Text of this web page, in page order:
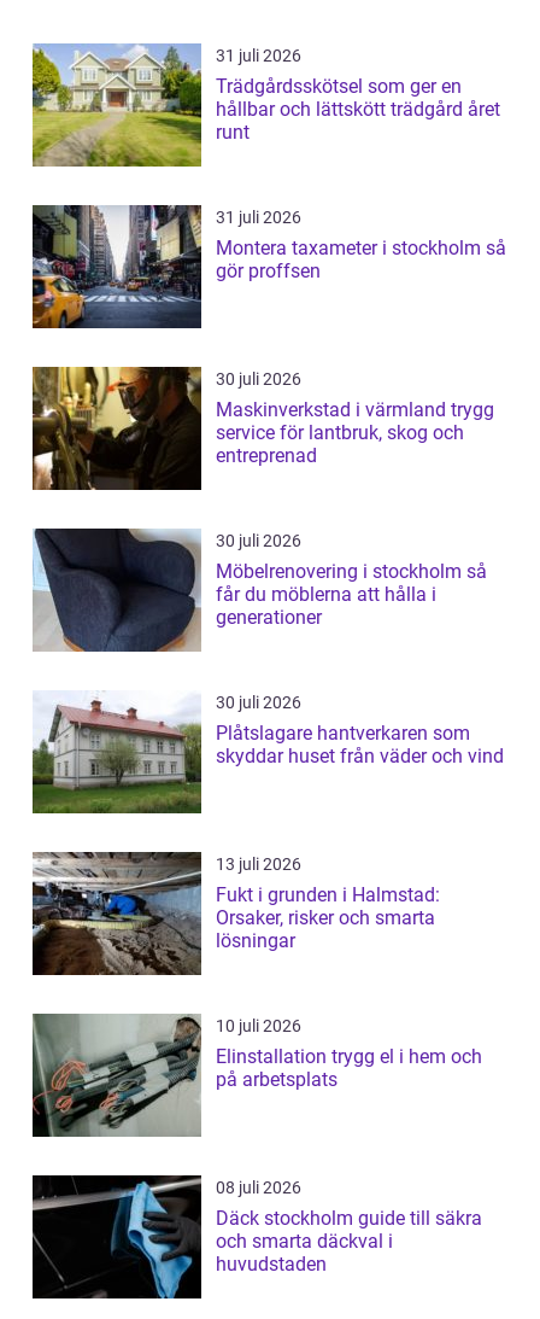
31 juli 2026
Trädgårdsskötsel som ger en
hållbar och lättskött trädgård året
runt
31 juli 2026
Montera taxameter i stockholm så
gör proffsen
30 juli 2026
Maskinverkstad i värmland trygg
service för lantbruk, skog och
entreprenad
30 juli 2026
Möbelrenovering i stockholm så
får du möblerna att hålla i
generationer
30 juli 2026
Plåtslagare hantverkaren som
skyddar huset från väder och vind
13 juli 2026
Fukt i grunden i Halmstad:
Orsaker, risker och smarta
lösningar
10 juli 2026
Elinstallation trygg el i hem och
på arbetsplats
08 juli 2026
Däck stockholm guide till säkra
och smarta däckval i
huvudstaden